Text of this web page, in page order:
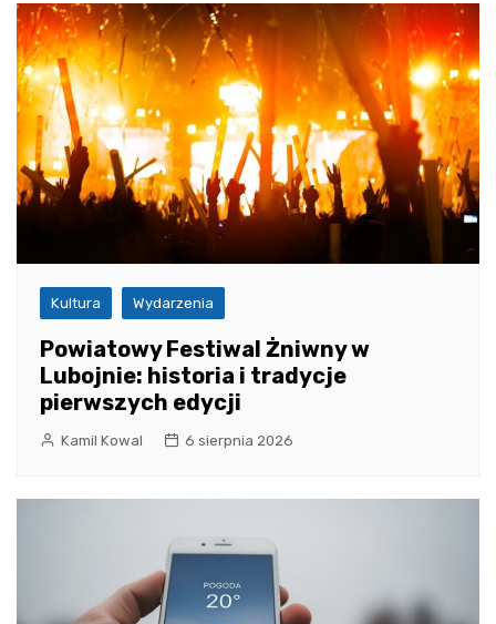
Kultura Wydarzenia
Powiatowy Festiwal Żniwny w
Lubojnie: historia i tradycje
pierwszych edycji
Kamil Kowal 6 sierpnia 2026